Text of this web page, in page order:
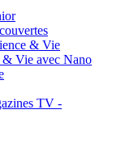
& Vie
Vie avec Nano
TV -